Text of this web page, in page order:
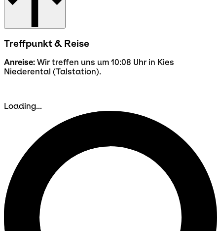
Treffpunkt & Reise
Anreise: Wir treffen uns um 10:08 Uhr in Kies
Niederental (Talstation).
Loading...